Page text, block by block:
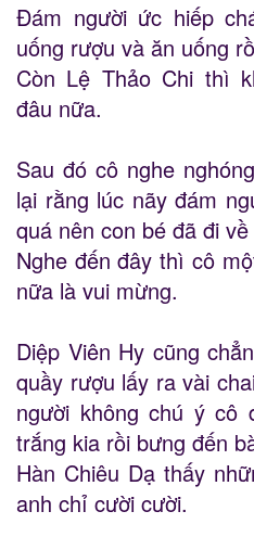
Đám người ức hiếp
uống rượu và ăn uống
Còn Lệ Thảo Chi thì
đâu nữa.
Sau đó cô nghe
lại rằng lúc nãy đám
quá nên con bé đã đi về
Nghe đến đây thì cô
nữa là vui mừng.
Diệp Viên Hy cũng
quầy rượu lấy ra vài
người không chú ý
trắng kia rồi bưng đến
Hàn Chiêu Dạ thấy
anh chỉ cười cười.